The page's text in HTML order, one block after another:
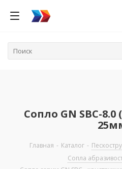
Сопло GN SBC-8.0
Главная - Каталог -
Сопла